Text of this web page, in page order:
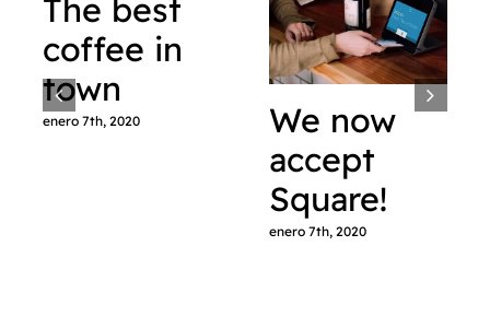
The best
coffee in
town
enero 7th, 2020
We now
accept
Square!
enero 7th, 2020